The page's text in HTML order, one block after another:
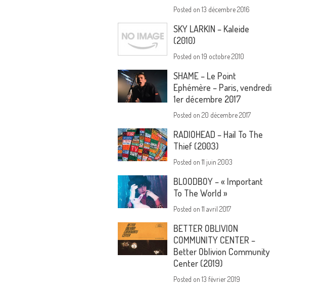
Posted on13 décembre 2016
SKY LARKIN – Kaleide
(2010)
Posted on19 octobre 2010
SHAME – Le Point
Ephémère – Paris, vendredi
1er décembre 2017
Posted on20 décembre 2017
RADIOHEAD – Hail To The
Thief (2003)
Posted on11 juin 2003
BLOODBOY – « Important
To The World »
Posted on11 avril 2017
BETTER OBLIVION
COMMUNITY CENTER –
Better Oblivion Community
Center (2019)
Posted on13 février 2019